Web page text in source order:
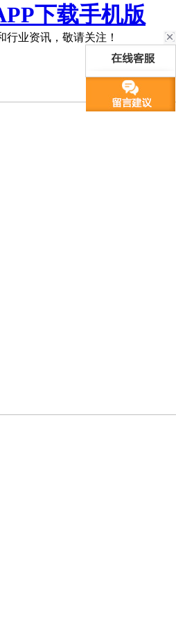
下载手机版
资讯，敬请关注！